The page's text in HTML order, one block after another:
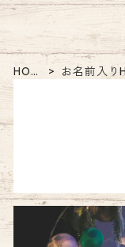
HOM
お名前入